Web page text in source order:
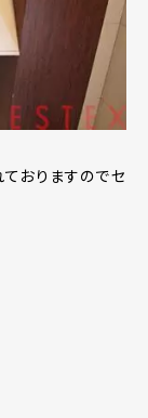
おりますのでセ